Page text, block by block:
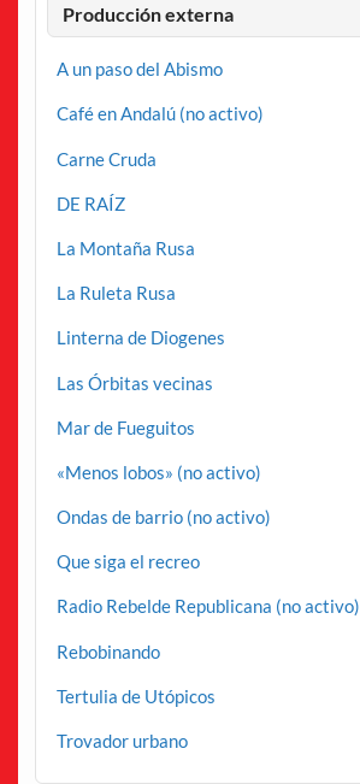
Producción externa
A un paso del Abismo
Café en Andalú (no activo)
Carne Cruda
DE RAÍZ
La Montaña Rusa
La Ruleta Rusa
Linterna de Diogenes
Las Órbitas vecinas
Mar de Fueguitos
«Menos lobos» (no activo)
Ondas de barrio (no activo)
Que siga el recreo
Radio Rebelde Republicana (no activo)
Rebobinando
Tertulia de Utópicos
Trovador urbano